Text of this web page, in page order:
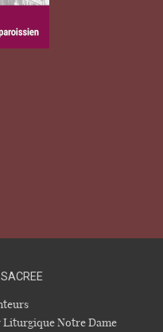
Liturgique Notre Dame